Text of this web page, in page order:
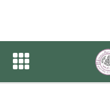
ปฏิทินกิจกรร
ปฏิทินกิจกรรมของห